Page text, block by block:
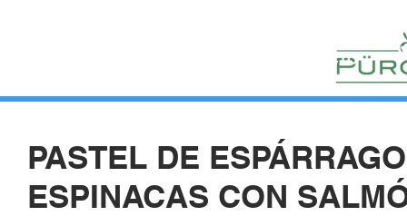
CONTACTO
PASTEL DE
ESPINACAS CON